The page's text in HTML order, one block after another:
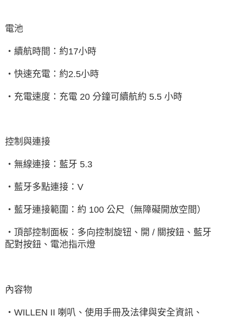
電池
‧續航時間：約17小時
‧快速充電：約2.5小時
‧充電速度：充電 20 分鐘可續航約 5.5 小時
控制與連接
‧無線連接：藍牙 5.3
‧藍牙多點連接： V
‧藍牙連接範圍：約 100 公尺（無障礙開放空間）
‧頂部控制面板：多向控制旋钮、開 / 關按鈕、藍牙
配對按鈕、電池指示燈
內容物
‧ WILLEN II 喇叭、使用手冊及法律與安全資訊、